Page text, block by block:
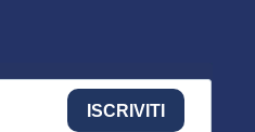
ISCRIVITI